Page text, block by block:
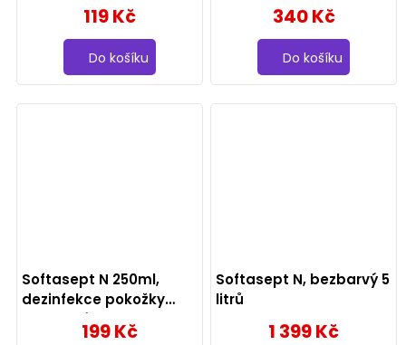
ubrousky eukalyptus 72
119 Kč
Do košíku
340 Kč
Do košíku
Softasept N 250ml,
dezinfekce pokožky
bezbarvý199 Kč
Softasept N, bezbarvý 5
litrů
1 399 Kč